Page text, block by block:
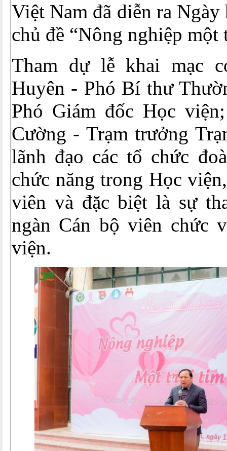
Việt Nam đã diễn ra
chủ đề “Nông nghiệp
Tham dự lễ khai mạc
Huyên - Phó Bí thư
Phó Giám đốc Học
Cường - Trạm trưởng
lãnh đạo các tổ chức
chức năng trong Học
viên và đặc biệt là sự
ngàn Cán bộ viên chức
viện.